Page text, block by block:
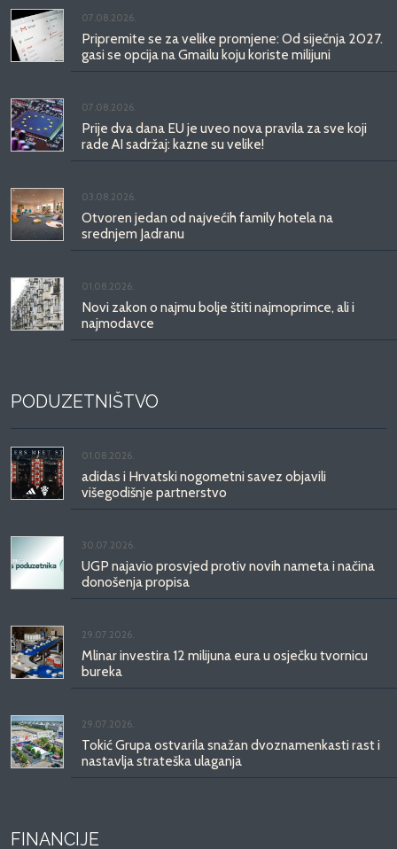
07.08.2026.
Pripremite se za velike promjene: Od siječnja 2027.
gasi se opcija na Gmailu koju koriste milijuni
07.08.2026.
Prije dva dana EU je uveo nova pravila za sve koji
rade AI sadržaj: kazne su velike!
03.08.2026.
Otvoren jedan od najvećih family hotela na
srednjem Jadranu
01.08.2026.
Novi zakon o najmu bolje štiti najmoprimce, ali i
najmodavce
PODUZETNIŠTVO
01.08.2026.
adidas i Hrvatski nogometni savez objavili
višegodišnje partnerstvo
30.07.2026.
UGP najavio prosvjed protiv novih nameta i načina
donošenja propisa
29.07.2026.
Mlinar investira 12 milijuna eura u osječku tvornicu
bureka
29.07.2026.
Tokić Grupa ostvarila snažan dvoznamenkasti rast i
nastavlja strateška ulaganja
FINANCIJE